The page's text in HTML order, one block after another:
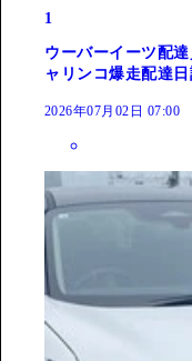
1
ウーバーイーツ配
ャリンコ爆走配達日
2026年07月02日 07:00